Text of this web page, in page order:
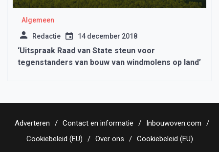
Algemeen
Redactie 14 december 2018
‘Uitspraak Raad van State steun voor
tegenstanders van bouw van windmolens op land’
Adverteren Contact en informatie
Inbouwoven.com
Cookiebeleid (EU)
Over ons Cookiebeleid (EU)